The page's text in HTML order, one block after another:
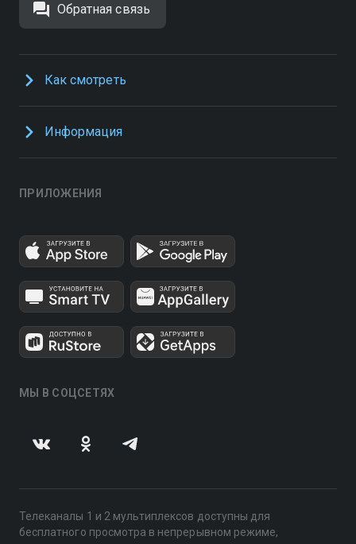
Обратная связь
Как смотреть
Информация
ПРИЛОЖЕНИЯ
МЫ В СОЦСЕТЯХ
Телеканалы 1 и 2 мультиплексов доступны для
бесплатного просмотра в непрерывном режиме,